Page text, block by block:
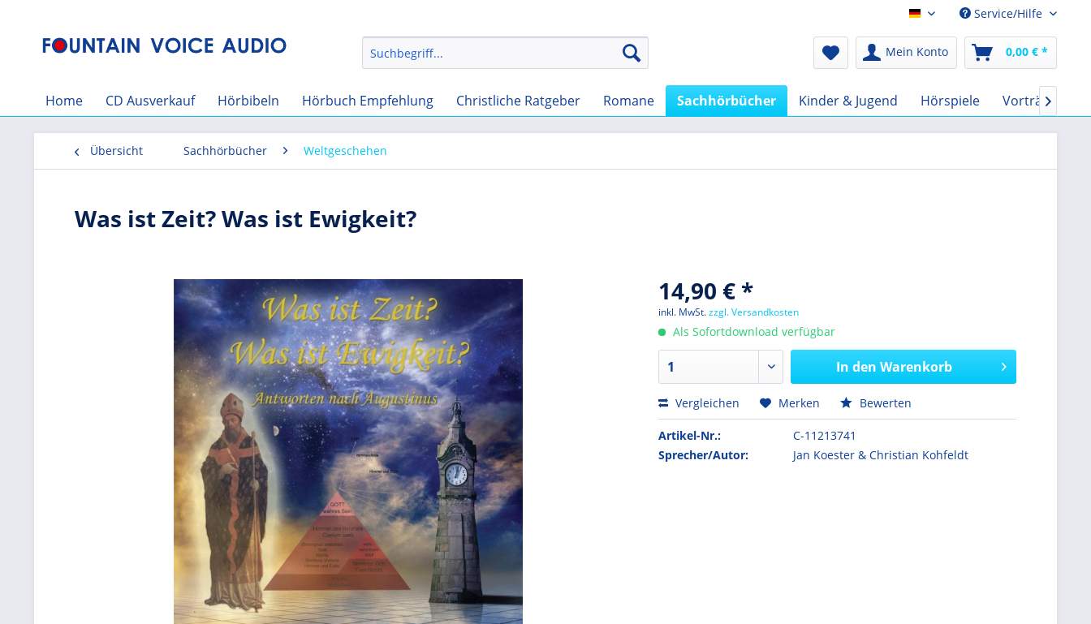
Audio-Book EURService/Hilfe
Mein Konto 0,00 € *
Home CD Ausverkauf Hörbibeln Hörbuch Empfehlung Christliche Ratgeber Romane Sachhörbücher Kinder & Jugend Hörspiele Vorträge

Übersicht Sachhörbücher Weltgeschehen
Was ist Zeit? Was ist Ewigkeit?
14,90 € *
inkl. MwSt.zzgl. Versandkosten
Als Sofortdownload verfügbar
In den Warenkorb
Vergleichen Merken Bewerten
Artikel-Nr.:
C-11213741
Sprecher/Autor:
Jan Koester & Christian Kohfeldt